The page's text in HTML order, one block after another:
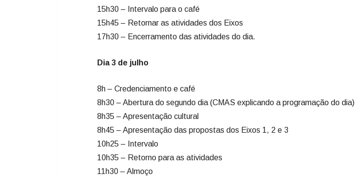
15h30 – Intervalo para o café
15h45 – Retornar as atividades dos Eixos
17h30 – Encerramento das atividades do dia.
Dia 3 de julho
8h – Credenciamento e café
8h30 – Abertura do segundo dia (CMAS explicando a programação do dia)
8h35 – Apresentação cultural
8h45 – Apresentação das propostas dos Eixos 1, 2 e 3
10h25 – Intervalo
10h35 – Retorno para as atividades
11h30 – Almoço